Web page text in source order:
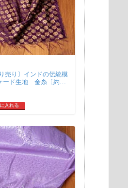
売り〕インドの伝統模
ード生地 金糸〔約
入れる